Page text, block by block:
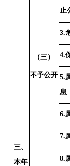
三、
本年
（三）
不予公开
止
3.
4.
5.
息
6.
7.
8.